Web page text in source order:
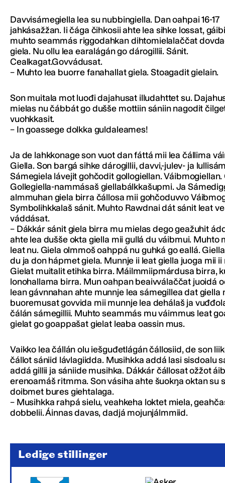
Davvisámegiella lea su nubbingiella. Dan oahpai 16-17
jahkásažžan. Ii čága čihkosii ahte lea sihke lossat,
muhto seammás riggodahkan dihtomielalaččat
giela. Nu ollu lea earalágán go dárogillii. Sánit.
Cealkagat.Govvádusat.
– Muhto lea buorre fanahallat giela. Stoagadit gielain.
Son muitala mot luođi dajahusat illudahttet su.
mielas nu čábbát go dušše mottiin sániin nagodit
vuohkkasit.
– In goassege dolkka guldaleames!
Ja de lahkkonage son vuot dan fáttá mii lea čállima
Giella. Son bargá sihke dárogillii, davvi,-julev- ja
Sámegiela lávejit gohčodit gollogiellan. Váibmogiellan.
Gollegiella-nammásaš giellabálkkašupmi. Ja
almmuhan giela birra čállosa mii gohčoduvvo
Symbolihkkalaš sánit. Muhto Rawdnai dát sánit leat
váddásat.
– Dákkár sánit giela birra mu mielas dego geažuhit
ahte lea dušše okta giella mii gullá du váibmui. Muhto
leat nu. Giela olmmoš oahppá nu guhká go eallá.
du ja don hápmet giela. Munnje ii leat giella juoga mii
Gielat muitalit etihka birra. Máilmmiipmárdusa birra,
lonohallama birra. Mun oahpan beaivválaččat juoidá
lean gávnnahan ahte munnje lea sámegillea dat giella
buoremusat govvida mii munnje lea dehálaš ja
čálán sámegillii. Muhto seammás mu váimmus leat
gielat go goappašat gielat leaba oassin mus.
Vaikko lea čállán olu iešguđetlágán čállosiid, de son
čállot sániid lávlagiidda. Musihkka addá lasi sisdoalu
addá gillii ja sániide musihka. Dákkár čállosat ožžot
erenoamáš ritmma. Son vásiha ahte šuokŋa oktan su
doibmet bures giehtalaga.
– Musihkka rahpá sielu, veahkeha loktet miela,
dobbelii. Áinnas davas, dadjá mojunjálmmiid.
Ledige stillinger